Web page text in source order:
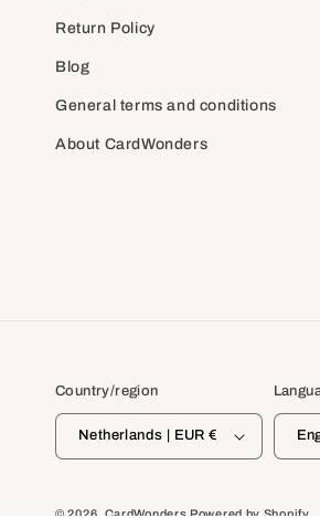
Return Policy
Blog
General terms and conditions
About CardWonders
Country/region
Netherlands | EUR €
© 2026, CardWonders Powered by Shopify